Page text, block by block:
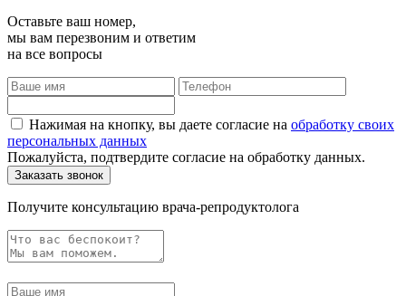
Оставьте ваш номер,
мы вам перезвоним и ответим
на все вопросы
Нажимая на кнопку, вы даете согласие на обработку своих
персональных данных
Пожалуйста, подтвердите согласие на обработку данных.
Получите консультацию врача-репродуктолога